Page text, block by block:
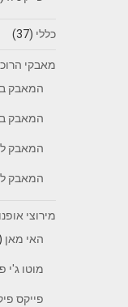
כללי (37)
מאבקי
המאבק
המאבק
המאבק
המאבק
מירוצי
האי מאן (1)
מוטו ג'י
פייקס